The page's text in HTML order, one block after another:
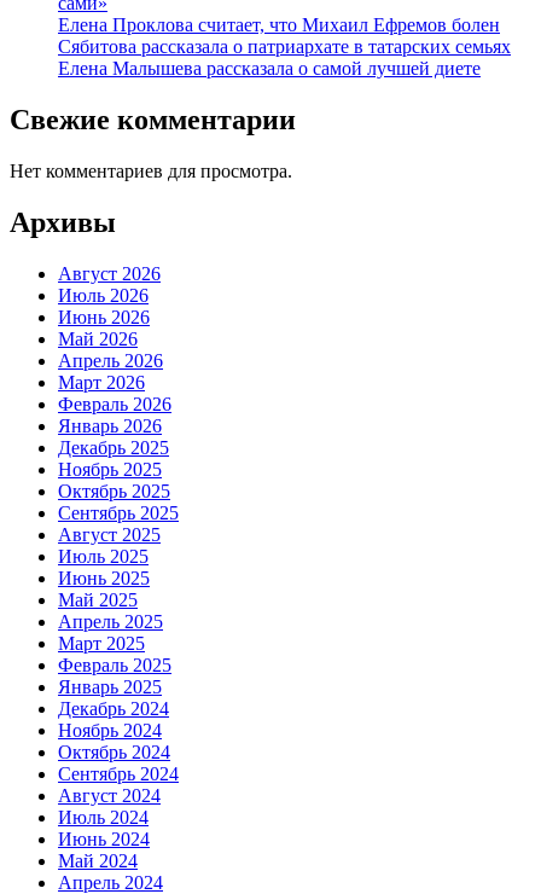
Елена Проклова считает, что Михаил Ефремов болен
Сябитова рассказала о патриархате в татарских семьях
Елена Малышева рассказала о самой лучшей диете
Свежие комментарии
Нет комментариев для просмотра.
Архивы
Август 2026
Июль 2026
Июнь 2026
Май 2026
Апрель 2026
Март 2026
Февраль 2026
Январь 2026
Декабрь 2025
Ноябрь 2025
Октябрь 2025
Сентябрь 2025
Август 2025
Июль 2025
Июнь 2025
Май 2025
Апрель 2025
Март 2025
Февраль 2025
Январь 2025
Декабрь 2024
Ноябрь 2024
Октябрь 2024
Сентябрь 2024
Август 2024
Июль 2024
Июнь 2024
Май 2024
Апрель 2024